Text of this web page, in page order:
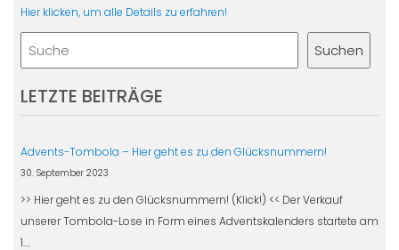
Hier klicken, um alle Details zu erfahren!
Suchen
LETZTE BEITRÄGE
Advents-Tombola – Hier geht es zu den Glücksnummern!
30. September 2023
>> Hier geht es zu den Glücksnummern! (Klick!) << Der Verkauf
unserer Tombola-Lose in Form eines Adventskalenders startete am
1.…